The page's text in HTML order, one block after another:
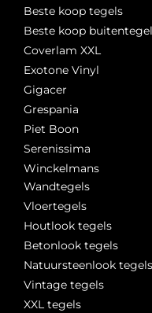
Beste koop tegels
Beste koop
Coverlam XXL
Exotone Vinyl
Gigacer
Grespania
Piet Boon
Serenissima
Winckelmans
Wandtegels
Vloertegels
Houtlook tegels
Betonlook tegels
Natuursteenlook tegels
Vintage tegels
XXL tegels